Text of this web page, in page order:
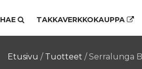
HAE TAKKAVERKKOKAUPPA
Etusivu / Tuotteet /Serralunga